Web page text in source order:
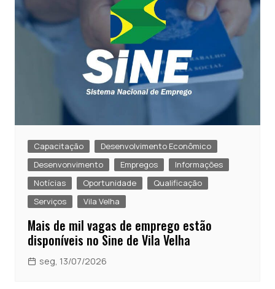
Capacitação
Desenvolvimento Econômico
Desenvonvimento
Empregos
Informações
Notícias
Oportunidade
Qualificação
Serviços
Vila Velha
Mais de mil vagas de emprego estão
disponíveis no Sine de Vila Velha
seg, 13/07/2026